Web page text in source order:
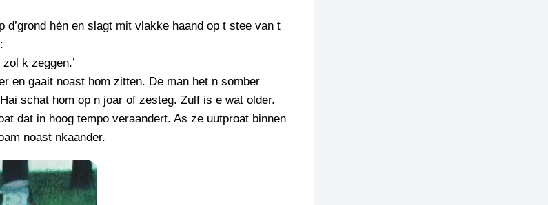
d’grond hèn en slagt mit vlakke haand op t stee van t
k zeggen.’
en gaait noast hom zitten. De man het n somber
schat hom op n joar of zesteg. Zulf is e wat older.
dat in hoog tempo veraandert. As ze uutproat binnen
noast nkaander.